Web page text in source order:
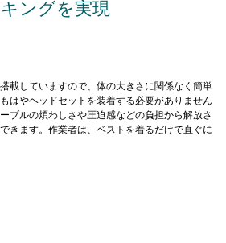
ングを実現
載していますので、体の大きさに関係なく簡単
はやヘッドセットを装着する必要がありません
ブルの煩わしさや圧迫感などの負担から解放さ
きます。作業者は、ベストを着るだけで直ぐに